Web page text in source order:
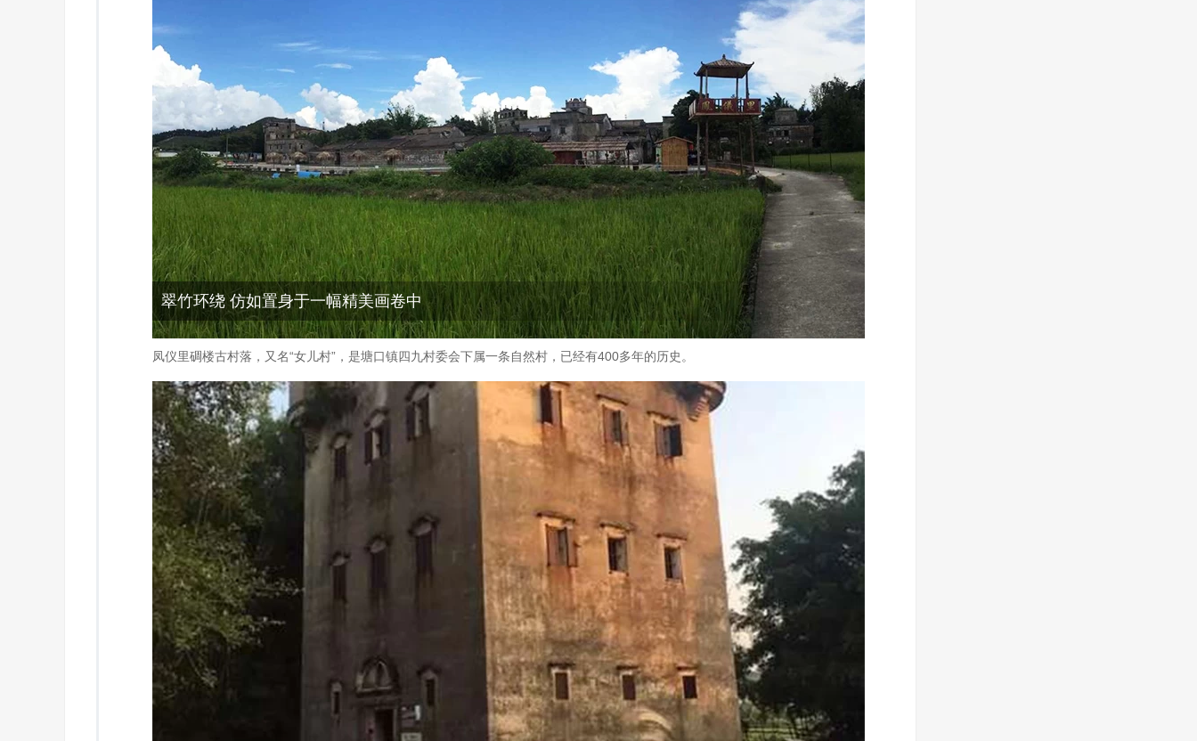
翠竹环绕 仿如置身于一幅精美画卷中
凤仪里碉楼古村落，又名“女儿村”，是塘口镇四九村委会下属一条自然村，已经有400多年的历史。